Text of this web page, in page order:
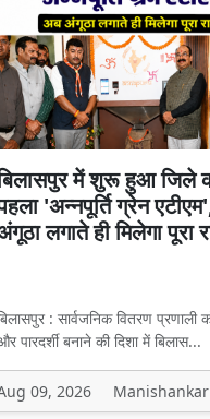
में शुरू हुआ जिले
'अन्नपूर्ति ग्रेन
लगाते ही मिलेगा पूरा
: सार्वजनिक वितरण
पारदर्शी बनाने की दिशा में बिलास...
09, 2026